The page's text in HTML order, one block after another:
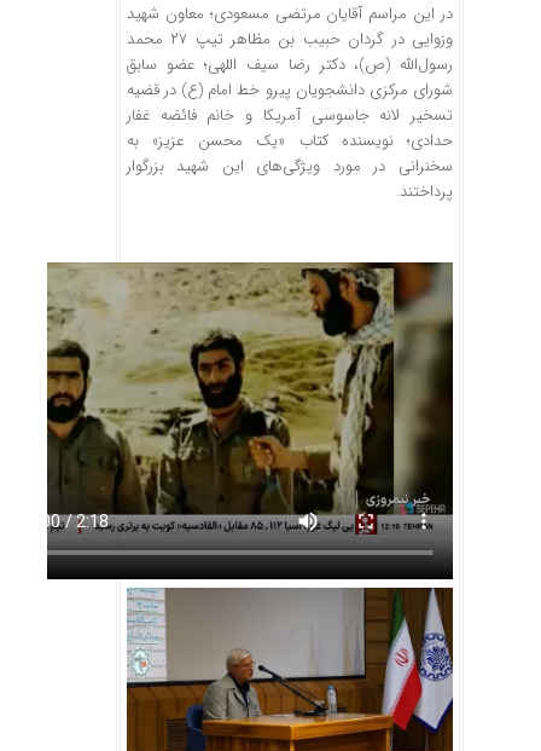
در این مراسم آقایان مرتضی مسعودی؛ معاون شهید
وزوایی
در گردان حبیب بن مظاهر تیپ ۲۷ محمد
رسول‌الله (ص)، دکتر رضا سیف اللهی؛ عضو سابق
شورای مرکزی دانشجویان پیرو خط امام (ع) در قضیه
تسخیر لانه جاسوسی آمریکا و خانمفائضه غفار
حدادی؛ نویسنده کتاب «یک محسن عزیز» به
سخنرانی در مورد ویژگی‌های این شهید بزرگوار
پرداختند.